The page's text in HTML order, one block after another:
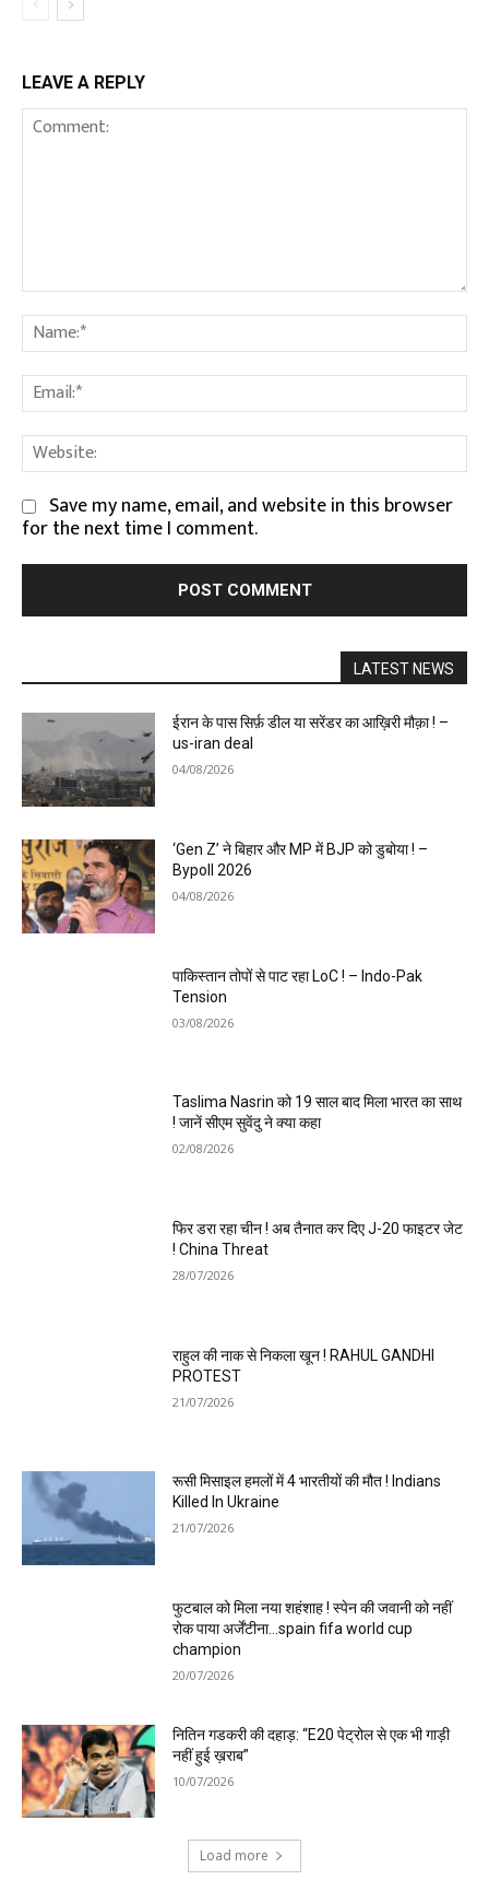
LEAVE A REPLY
Comment:
Save my name, email, and website in this browser
for the next time I comment.
LATEST NEWS
ईरान के पास सिर्फ़ डील या सरेंडर का आख़िरी मौक़ा ! –
us-iran deal
04/08/2026
‘Gen Z’ ने बिहार और MP में BJP को डुबोया ! –
Bypoll 2026
04/08/2026
पाकिस्तान तोपों से पाट रहा LoC ! – Indo-Pak
Tension
03/08/2026
Taslima Nasrin को 19 साल बाद मिला भारत का साथ
! जानें सीएम सुवेंदु ने क्या कहा
02/08/2026
फिर डरा रहा चीन ! अब तैनात कर दिए J-20 फाइटर जेट
! China Threat
28/07/2026
राहुल की नाक से निकला खून ! RAHUL GANDHI
PROTEST
21/07/2026
रूसी मिसाइल हमलों में 4 भारतीयों की मौत ! Indians
Killed In Ukraine
21/07/2026
फुटबाल को मिला नया शहंशाह ! स्पेन की जवानी को नहीं
रोक पाया अर्जेंटीना…spain fifa world cup
champion
20/07/2026
नितिन गडकरी की दहाड़: “E20 पेट्रोल से एक भी गाड़ी
नहीं हुई ख़राब”
10/07/2026
Load more